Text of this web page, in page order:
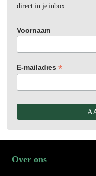
direct in je inbox.
Voornaam
E-mailadres *
Over ons